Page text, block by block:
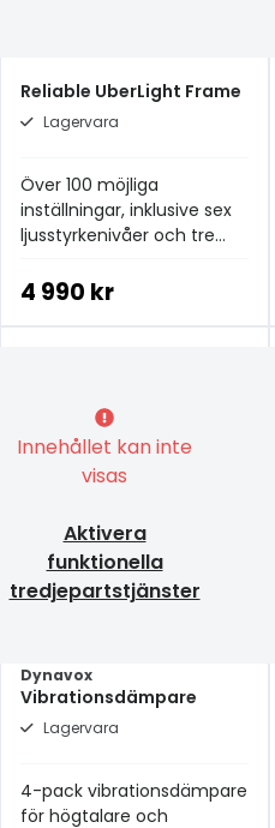
Reliable UberLight Frame
Lagervara
Över 100 möjliga
inställningar, inklusive sex
ljusstyrkenivåer och tre
4 990 kr
Innehållet kan inte
visas
Aktivera
funktionella
tredjepartstjänster
Dynavox
Vibrationsdämpare
Lagervara
4-pack vibrationsdämpare
för högtalare och